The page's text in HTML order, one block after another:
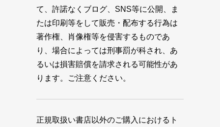
て、許諾なくブログ、SNS等に公開、ま
たは印刷等をして販売・配布する行為は
著作権、肖像権等を侵害するものであ
り、場合によっては刑事罰が科され、あ
るいは損害賠償を請求される可能性があ
ります。ご注意ください。
正規取扱い書店以外のご購入におけるト